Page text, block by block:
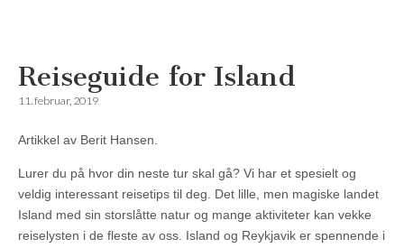
Reisemagazinet
Reiseguide for Island
11. februar, 2019
Artikkel av Berit Hansen.
Lurer du på hvor din neste tur skal gå? Vi har et spesielt og
veldig interessant reisetips til deg. Det lille, men magiske landet
Island med sin storslåtte natur og mange aktiviteter kan vekke
reiselysten i de fleste av oss. Island og Reykjavik er spennende i